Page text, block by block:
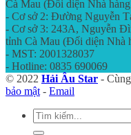
Cà Mau (Đối diện Nhà
- Cơ sở 2: Đường Nguyễn
- Cơ sở 3: 243A, Nguyễn
tỉnh Cà Mau (Đối diện Nhà
- MST: 2001328037
- Hotline: 0835 690069
© 2022 Hải Âu Star -
bảo mật - Email